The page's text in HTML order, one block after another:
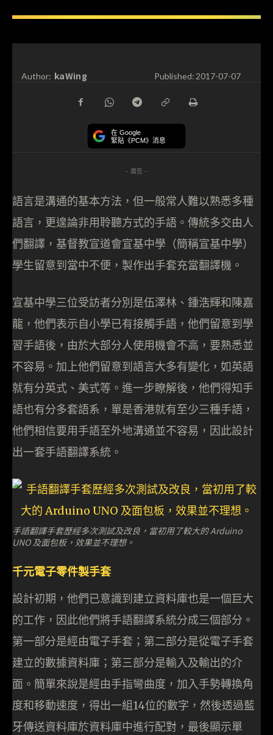
Author: kaWing Published:2017-07-07
在 Google
緊貼《PCM》消息
- 廣告 -
語言是溝通的基本方法，但一般常人難以熟悉多種
語言，更遑論非用聆聽方式的手語。傳統多交由人
們翻譯，基督教宣道會宣基中學（簡稱宣基中學）
學生留意到當中不便，製作出手套充當翻譯機。
宣基中學三位受訪者分別是伍澤林、鍾浩輝和陳嘉
龍，他們表示自小學已有接觸手語，他們留意到學
習手語後，由於大部分人使用機會不高，要熟悉並
不容易。加上他們留意到語言大多有變化，如英語
就有分英式、美式等。進一步瞭解後，他們得知手
語也有分多套語系，單是香港就有至少三種手語，
他們相信要用手語至外地溝通並不容易，因此設計
出一套手語翻譯系統。
手語翻譯手套歷經多次測試及改良，當初用了較大的 Arduino
UNO 及面包板，效果並不理想。
千元電子零件製手套
設計初期，他們已意識到建立資料庫也是一個巨大
的工作，因此他們將手語翻譯系統分成三個部分。
第一部分是經由電子手套；第二部分是從電子手套
建立的數據資料庫；第三部分是輸入及輸出的介
面。簡單來說是經由手指彎曲度，加入手勢轉換角
度和移動速度，得出一組14位的數字，然後透過藍
牙傳送資料庫於資料庫中進行配對，最後顯示單